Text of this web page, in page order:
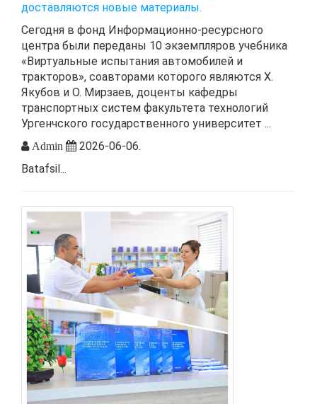
доставляются новые материалы.
Сегодня в фонд Информационно-ресурсного
центра были переданы 10 экземпляров учебника
«Виртуальные испытания автомобилей и
тракторов», соавторами которого являются Х.
Якубов и О. Мирзаев, доценты кафедры
транспортных систем факультета технологий
Ургенчского государственного университет ...
Admin
2026-06-06.
Batafsil...